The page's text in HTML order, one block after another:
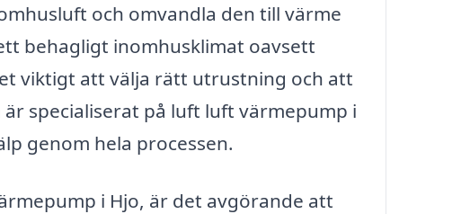
och omvandla den till värme
behagligt inomhusklimat oavsett
viktigt att välja rätt utrustning och att
specialiserat på luft luft värmepump i
genom hela processen.
i Hjo, är det avgörande att